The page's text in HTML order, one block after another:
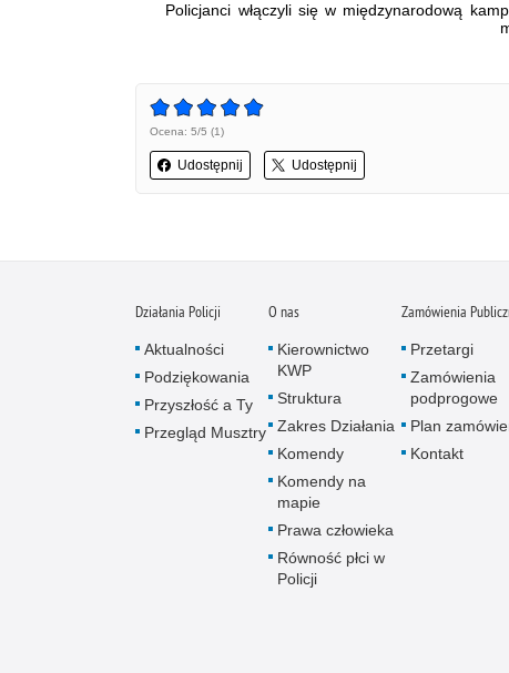
Policjanci włączyli się w międzynarodową
Ocena: 5/5 (1)
Udostępnij Udostępnij
Działania Policji
Aktualności
Podziękowania
Przyszłość a Ty
Przegląd Musztry
O nas
Kierownictwo
KWP
Struktura
Zakres Działania
Komendy
Komendy na
mapie
Prawa człowieka
Równość płci w
Policji
Zamówienia
Przetargi
Zamówienia
podprogowe
Plan
Kontakt